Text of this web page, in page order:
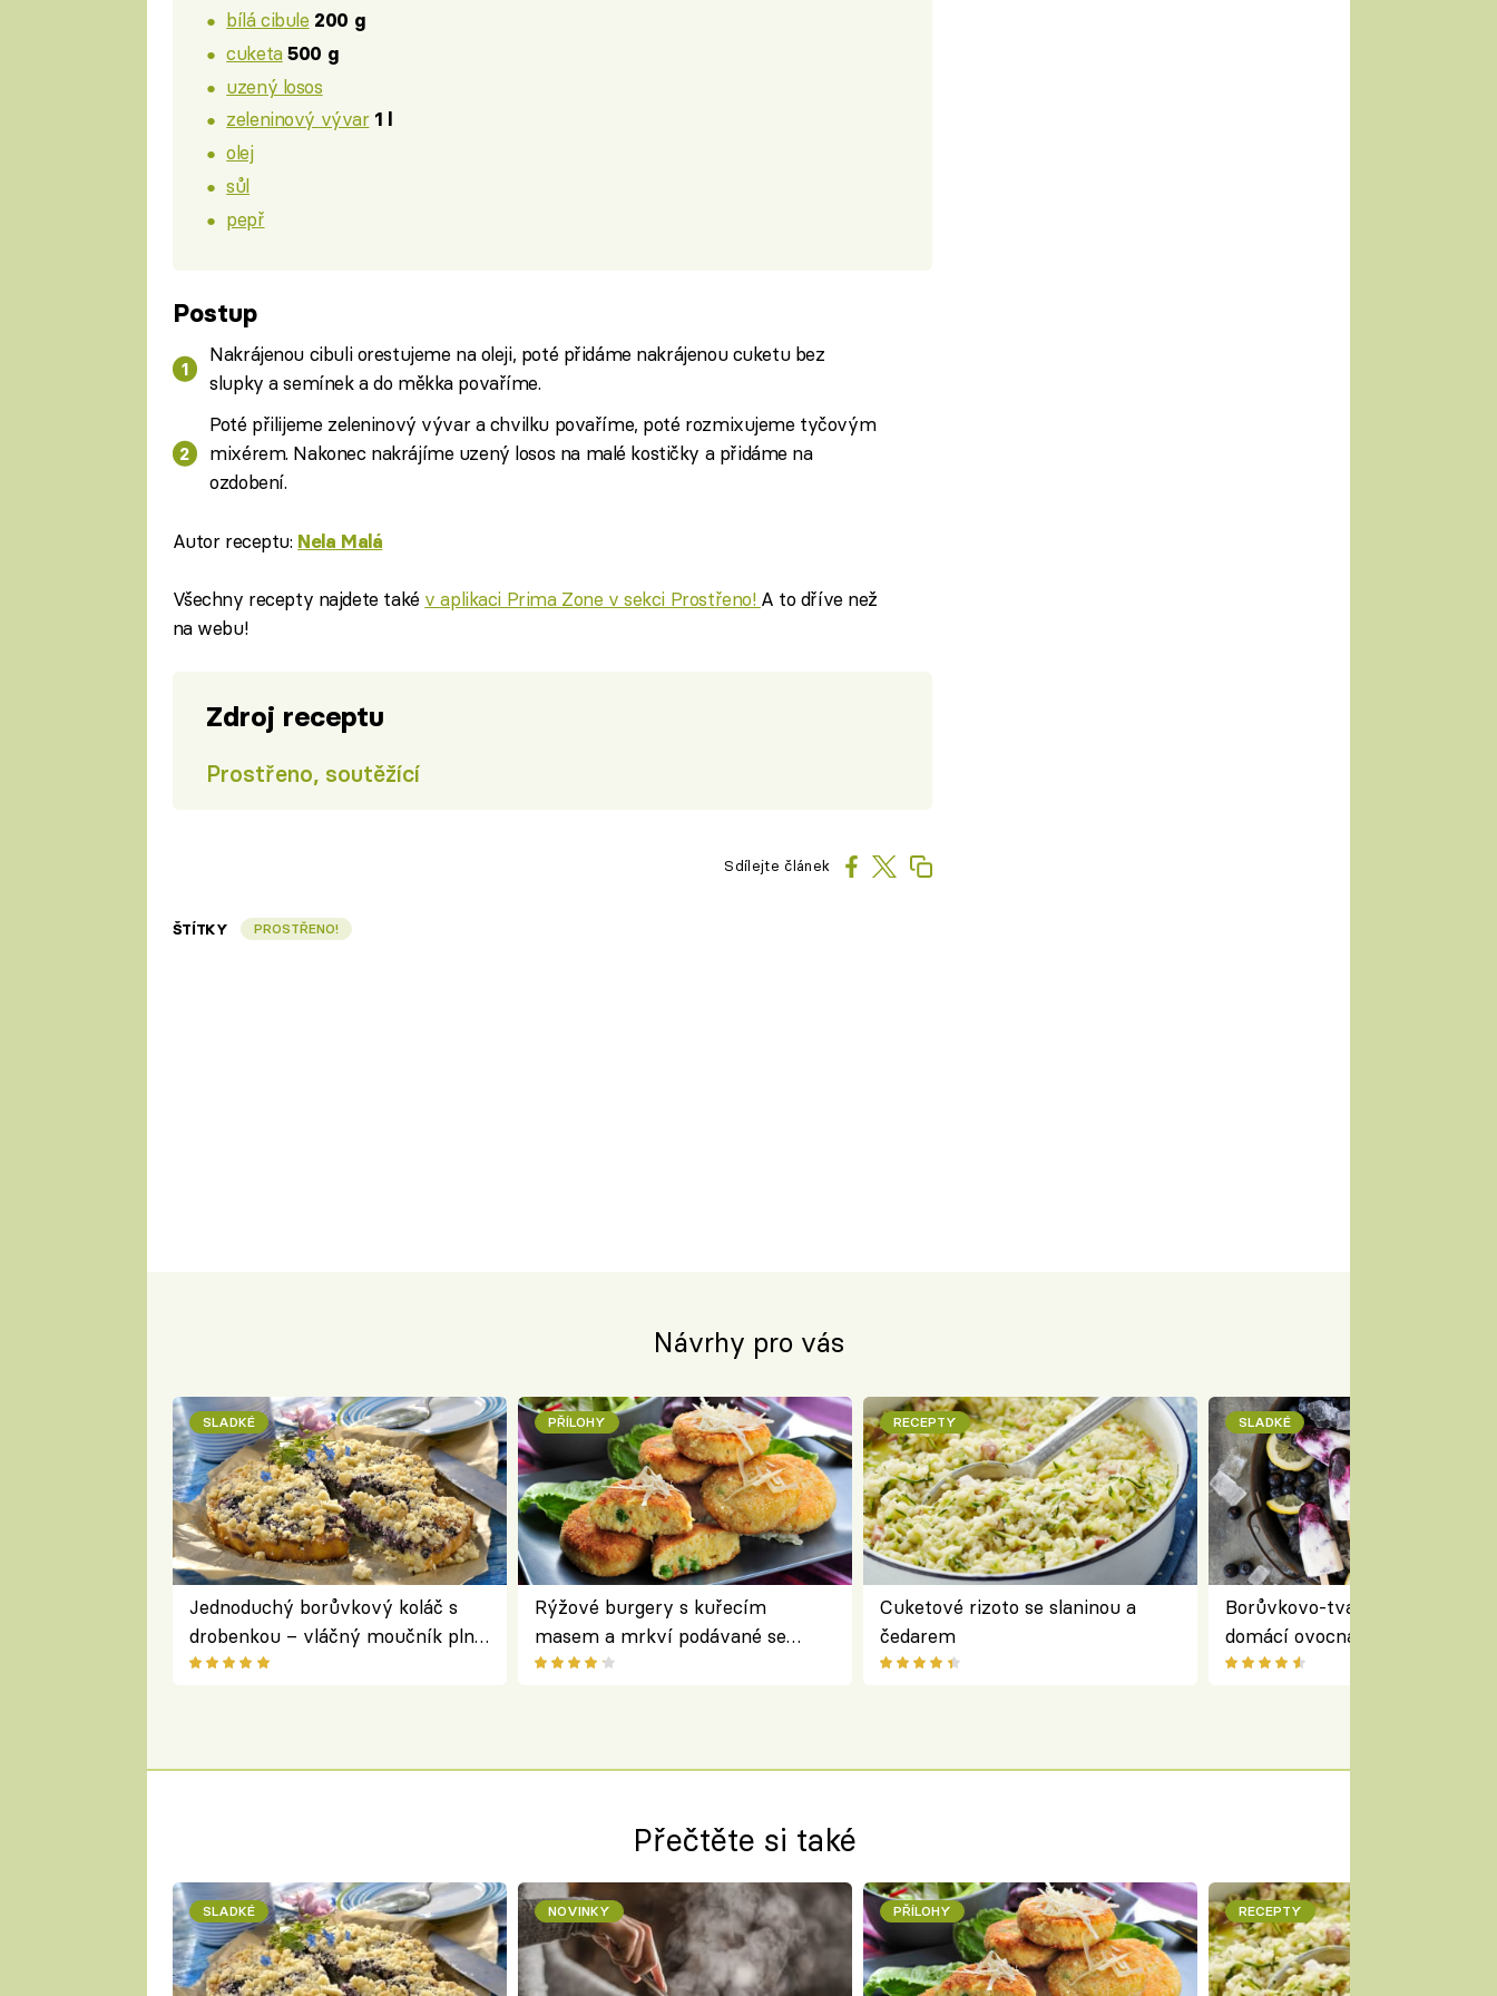
bílá cibule 200 g
cuketa 500 g
uzený losos
zeleninový vývar 1 l
olej
sůl
pepř
Postup
Nakrájenou cibuli orestujeme na oleji, poté přidáme nakrájenou cuketu bez
slupky a semínek a do měkka povaříme.
Poté přilijeme zeleninový vývar a chvilku povaříme, poté rozmixujeme tyčovým
mixérem. Nakonec nakrájíme uzený losos na malé kostičky a přidáme na
ozdobení.
Autor receptu: Nela Malá
Všechny recepty najdete také v aplikaci Prima Zone v sekci Prostřeno! A to dříve než
na webu!
Zdroj receptu
Prostřeno, soutěžící
Sdílejte článek
ŠTÍTKY PROSTŘENO!
Návrhy pro vás
SLADKÉ
Jednoduchý borůvkový koláč s
drobenkou – vláčný moučník plný
ovoce
PŘÍLOHY
Rýžové burgery s kuřecím
masem a mrkví podávané se
salátem – lehká a chutná večeře
RECEPTY
Cuketové rizoto se slaninou a
čedarem
SLADKÉ
Borůvkovo-tvarohové nanuky
domácí ovocná zmrzlina na
Přečtěte si také
SLADKÉ NOVINKY PŘÍLOHY RECEPTY